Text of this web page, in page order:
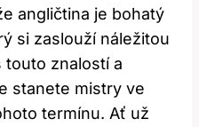
angličtina je bohatý
si zaslouží náležitou
touto znalostí a
stanete mistry ve
termínu. Ať už